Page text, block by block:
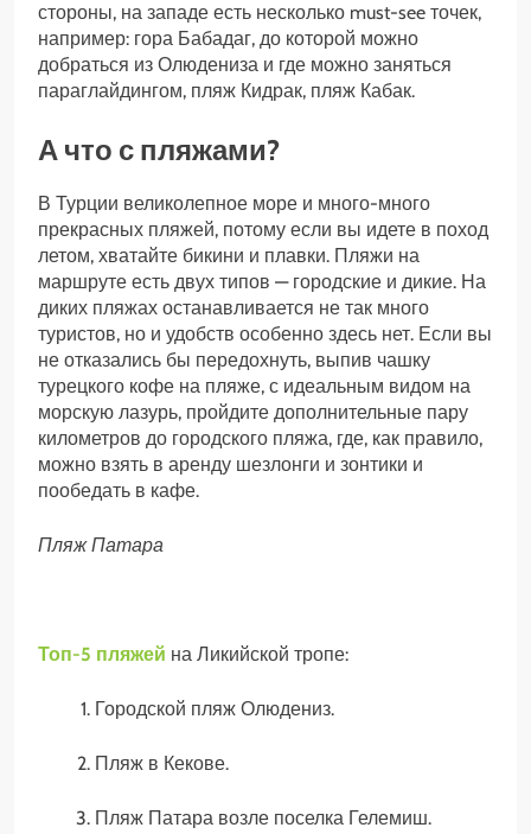
стороны, на западе есть несколько must-see точек,
например: гора Бабадаг, до которой можно
добраться из Олюдениза и где можно заняться
параглайдингом, пляж Кидрак, пляж Кабак.
А что с пляжами?
В Турции великолепное море и много-много
прекрасных пляжей, потому если вы идете в поход
летом, хватайте бикини и плавки. Пляжи на
маршруте есть двух типов — городские и дикие. На
диких пляжах останавливается не так много
туристов, но и удобств особенно здесь нет. Если вы
не отказались бы передохнуть, выпив чашку
турецкого кофе на пляже, с идеальным видом на
морскую лазурь, пройдите дополнительные пару
километров до городского пляжа, где, как правило,
можно взять в аренду шезлонги и зонтики и
пообедать в кафе.
Пляж Патара
Топ-5 пляжей на Ликийской тропе:
Городской пляж Олюдениз.
Пляж в Кекове.
Пляж Патара возле поселка Гелемиш.